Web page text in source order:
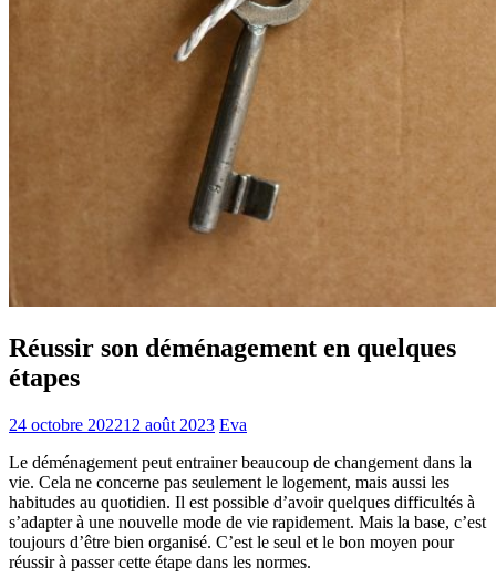
Réussir son déménagement en quelques
étapes
24 octobre 202212 août 2023 Eva
Le déménagement peut entrainer beaucoup de changement dans la
vie. Cela ne concerne pas seulement le logement, mais aussi les
habitudes au quotidien. Il est possible d’avoir quelques difficultés à
s’adapter à une nouvelle mode de vie rapidement. Mais la base, c’est
toujours d’être bien organisé. C’est le seul et le bon moyen pour
réussir à passer cette étape dans les normes.